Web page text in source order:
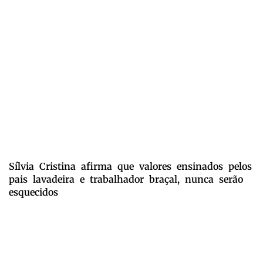
Sílvia Cristina afirma que valores ensinados pelos
pais lavadeira e trabalhador braçal, nunca serão
esquecidos